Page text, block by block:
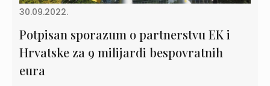
30.09.2022.
Potpisan sporazum o partnerstvu EK i
Hrvatske za 9 milijardi bespovratnih
eura